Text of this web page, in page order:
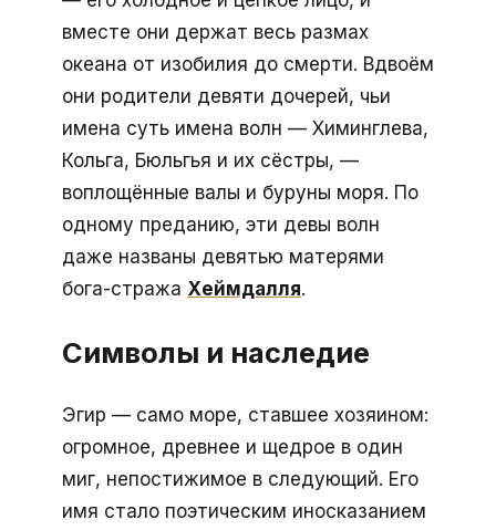
вместе они держат весь размах
океана от изобилия до смерти. Вдвоём
они родители девяти дочерей, чьи
имена суть имена волн — Химинглева,
Кольга, Бюльгья и их сёстры, —
воплощённые валы и буруны моря. По
одному преданию, эти девы волн
даже названы девятью матерями
бога-стража Хеймдалля.
Символы и наследие
Эгир — само море, ставшее хозяином:
огромное, древнее и щедрое в один
миг, непостижимое в следующий. Его
имя стало поэтическим иносказанием